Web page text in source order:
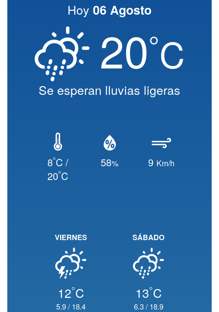
Hoy 06 Agosto
20°C
Se esperan lluvias ligeras
8°C /
20°C
58% 9 Km/h
VIERNES
12°C
5.9/ 18.4
SÁBADO
13°C
6.3/ 18.9